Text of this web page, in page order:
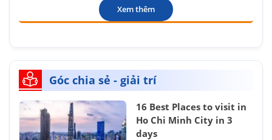
Xem thêm
Góc chia sẻ - giải trí
16 Best Places to visit in
Ho Chi Minh City in 3
days